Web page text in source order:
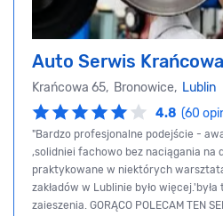
Auto Serwis Krańcowa
Krańcowa 65, Bronowice, Lublin
4.8 (60
"Bardzo profesjonalne podejście -
,solidniei fachowo bez naciągania na
praktykowane w niektórych
zakładów w Lublinie było
zaieszenia. GORĄCO POLECAM TEN